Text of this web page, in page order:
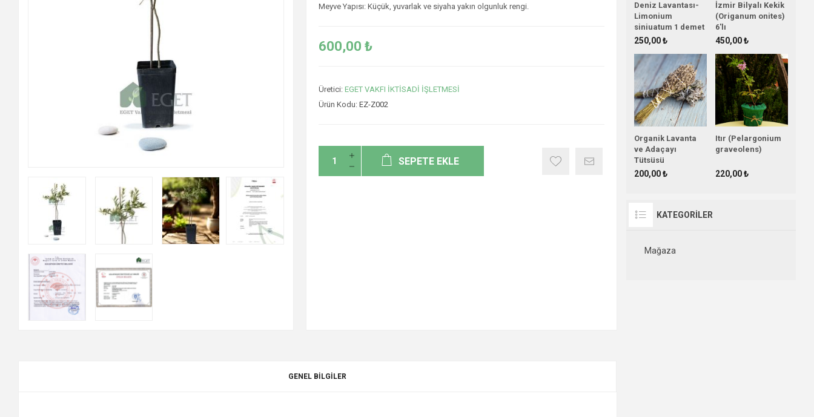
Meyve Yapısı: Küçük, yuvarlak ve siyaha yakın olgunluk rengi.
600,00 ₺
Üretici: EGET VAKFI İKTİSADİ İŞLETMESİ
Ürün Kodu: EZ-Z002
SEPETE EKLE
GENEL BILGILER
Deniz Lavantası-
Limonium
siniuatum 1 demet
250,00 ₺
İzmir Bilyalı Kekik
(Origanum onites)
6'lı
450,00 ₺
Organik Lavanta
ve Adaçayı
Tütsüsü
200,00 ₺
Itır (Pelargonium
graveolens)
220,00 ₺
KATEGORİLER
Mağaza